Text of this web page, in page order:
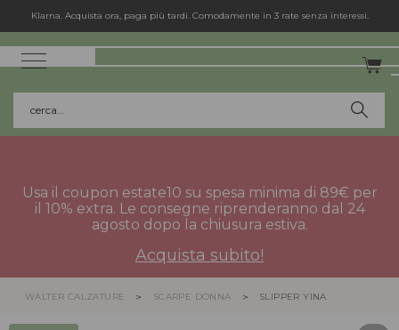
Klarna. Acquista ora, paga più tardi. Comodamente in 3 rate senza interessi.
cerca...
Usa il coupon estate10 su spesa minima di 89€ per
il 10% extra. Le consegne riprenderanno dal 24
agosto dopo la chiusura estiva.
Acquista subito!
WALTER CALZATURE SCARPE DONNA SLIPPER YINA